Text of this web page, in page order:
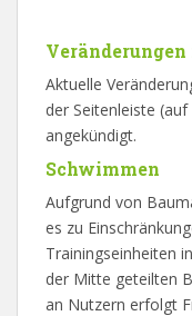
Aktuelle
der Seitenleiste
angekündigt.
Schwimmen
Aufgrund von
es zu
Trainingseinheiten
der Mitte geteilten
an Nutzern erfolgt